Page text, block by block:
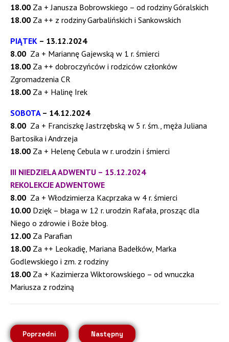
18.00 Za + Janusza Bobrowskiego – od rodziny Góralskich
18.00 Za ++ z rodziny Garbalińskich i Sankowskich
PIĄTEK – 13.12.2024
8.00 Za + Mariannę Gajewską w 1 r. śmierci
18.00 Za ++ dobroczyńców i rodziców członków
Zgromadzenia CR
18.00 Za + Halinę Irek
SOBOTA – 14.12.2024
8.00 Za + Franciszkę Jastrzębską w 5 r. śm., męża Juliana
Bartosika i Andrzeja
18.00 Za + Helenę Cebula w r. urodzin i śmierci
III NIEDZIELA ADWENTU – 15.12.2024
REKOLEKCJE ADWENTOWE
8.00 Za + Włodzimierza Kacprzaka w 4 r. śmierci
10.00 Dzięk – błaga w 12 r. urodzin Rafała, prosząc dla
Niego o zdrowie i Boże błog.
12.00 Za Parafian
18.00 Za ++ Leokadię, Mariana Badełków, Marka
Godlewskiego i zm. z rodziny
18.00 Za + Kazimierza Wiktorowskiego – od wnuczka
Mariusza z rodziną
Poprzedni Następny